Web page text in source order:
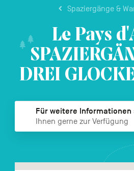
Spaziergänge &
Le Pays
DREI
Für weitere Informationen
Ihnen gerne zur Verfügung